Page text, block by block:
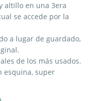
altillo en una 3era
se accede por la
a lugar de guardado,
de los más usados.
esquina, super